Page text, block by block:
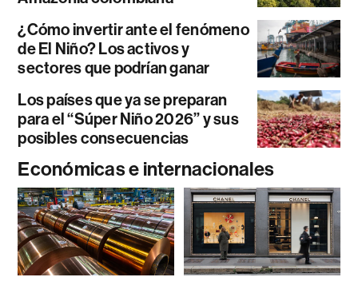
¿Cómo invertir ante el fenómeno
de El Niño? Los activos y
sectores que podrían ganar
Los países que ya se preparan
para el “Súper Niño 2026” y sus
posibles consecuencias
Económicas e internacionales